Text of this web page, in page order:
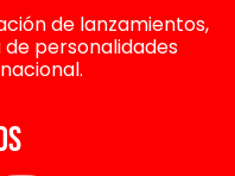
de lanzamientos,
personalidades